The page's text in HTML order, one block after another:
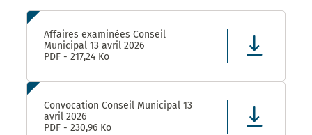
Ressources de Avril 2026
Affaires examinées Conseil
Municipal 13 avril 2026
PDF - 217,24 Ko
Convocation Conseil Municipal 13
avril 2026
PDF - 230,96 Ko